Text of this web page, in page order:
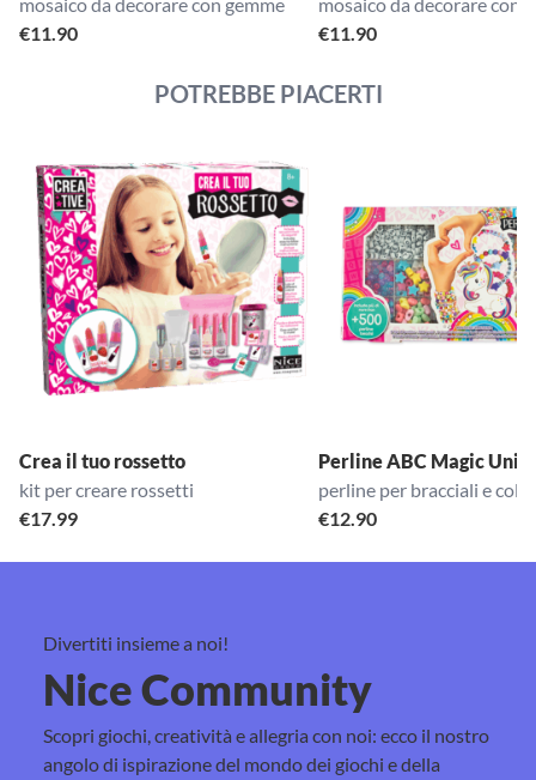
€11.90
€11.90
POTREBBE PIACERTI
Crea il tuo rossetto
kit per creare rossetti
€17.99
Perline ABC Magic
perline per bracciali e
€12.90
Divertiti insieme a noi!
Nice Community
Scopri giochi, creatività e allegria con noi: ecco il nostro
angolo di ispirazione del mondo dei giochi e della